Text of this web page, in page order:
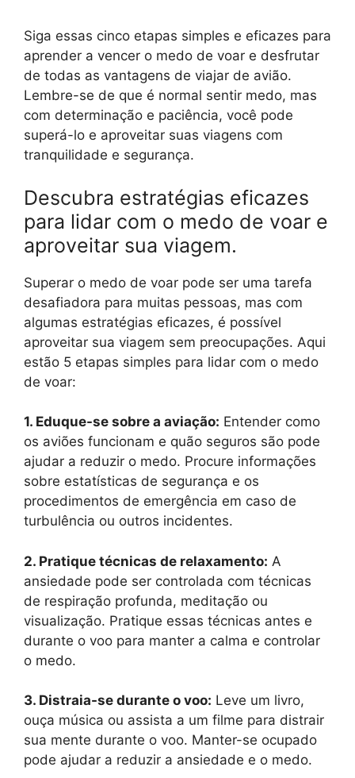
Siga essas cinco etapas simples e eficazes para
aprender a vencer o medo de voar e desfrutar
de todas as vantagens de viajar de avião.
Lembre-se de que é normal sentir medo, mas
com determinação e paciência, você pode
superá-lo e aproveitar suas viagens com
tranquilidade e segurança.
Descubra estratégias eficazes
para lidar com o medo de voar e
aproveitar sua viagem.
Superar o medo de voar pode ser uma tarefa
desafiadora para muitas pessoas, mas com
algumas estratégias eficazes, é possível
aproveitar sua viagem sem preocupações. Aqui
estão 5 etapas simples para lidar com o medo
de voar:
1. Eduque-se sobre a aviação: Entender como
os aviões funcionam e quão seguros são pode
ajudar a reduzir o medo. Procure informações
sobre estatísticas de segurança e os
procedimentos de emergência em caso de
turbulência ou outros incidentes.
2. Pratique técnicas de relaxamento: A
ansiedade pode ser controlada com técnicas
de respiração profunda, meditação ou
visualização. Pratique essas técnicas antes e
durante o voo para manter a calma e controlar
o medo.
3. Distraia-se durante o voo: Leve um livro,
ouça música ou assista a um filme para distrair
sua mente durante o voo. Manter-se ocupado
pode ajudar a reduzir a ansiedade e o medo.